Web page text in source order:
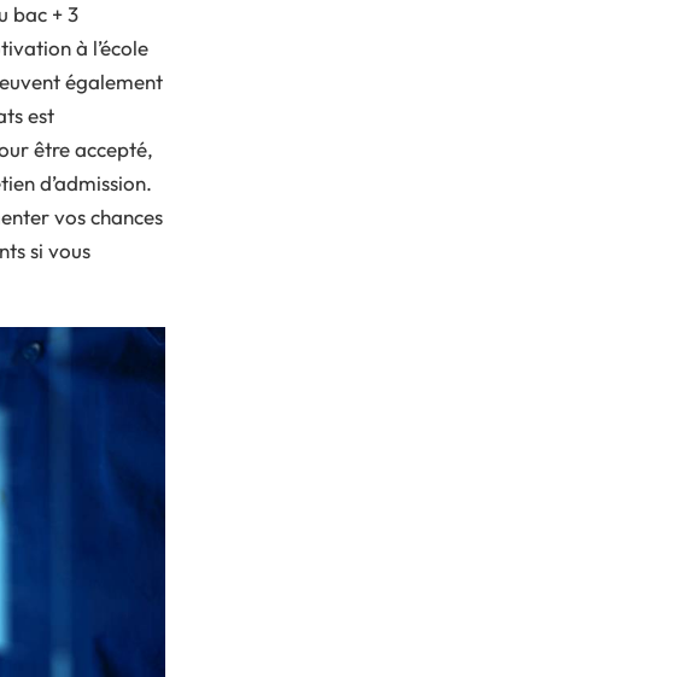
bac + 3
à l’école
également
est
être accepté,
d’admission.
vos chances
si vous